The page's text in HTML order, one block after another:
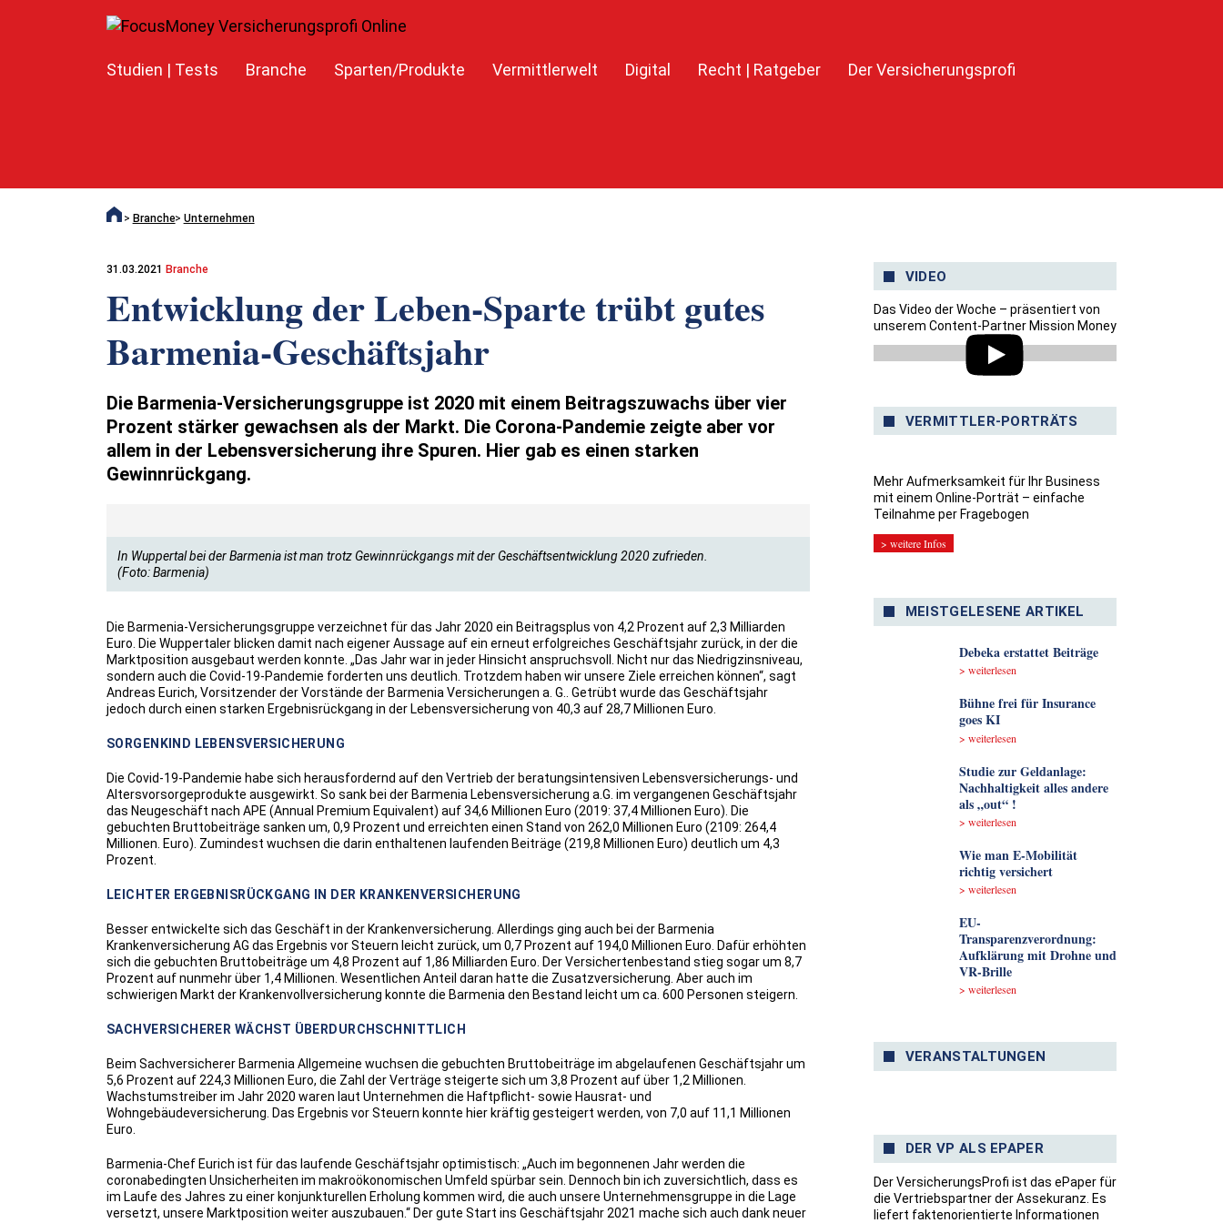
Studien | Tests Branche Sparten/Produkte Vermittlerwelt Digital Recht | Ratgeber Der Versicherungsprofi
Branche Unternehmen
31.03.2021 Branche
Entwicklung der Leben-Sparte trübt gutes
Barmenia-Geschäftsjahr
Die Barmenia-Versicherungsgruppe ist 2020 mit einem Beitragszuwachs über vier
Prozent stärker gewachsen als der Markt. Die Corona-Pandemie zeigte aber vor
allem in der Lebensversicherung ihre Spuren. Hier gab es einen starken
Gewinnrückgang.
In Wuppertal bei der Barmenia ist man trotz Gewinnrückgangs mit der Geschäftsentwicklung 2020 zufrieden.
(Foto: Barmenia)
Die Barmenia-Versicherungsgruppe verzeichnet für das Jahr 2020 ein Beitragsplus von 4,2 Prozent auf 2,3 Milliarden
Euro. Die Wuppertaler blicken damit nach eigener Aussage auf ein erneut erfolgreiches Geschäftsjahr zurück, in der die
Marktposition ausgebaut werden konnte. „Das Jahr war in jeder Hinsicht anspruchsvoll. Nicht nur das Niedrigzinsniveau,
sondern auch die Covid-19-Pandemie forderten uns deutlich. Trotzdem haben wir unsere Ziele erreichen können“, sagt
Andreas Eurich, Vorsitzender der Vorstände der Barmenia Versicherungen a. G.. Getrübt wurde das Geschäftsjahr
jedoch durch einen starken Ergebnisrückgang in der Lebensversicherung von 40,3 auf 28,7 Millionen Euro.
SORGENKIND LEBENSVERSICHERUNG
Die Covid-19-Pandemie habe sich herausfordernd auf den Vertrieb der beratungsintensiven Lebensversicherungs- und
Altersvorsorgeprodukte ausgewirkt. So sank bei der Barmenia Lebensversicherung a.G. im vergangenen Geschäftsjahr
das Neugeschäft nach APE (Annual Premium Equivalent) auf 34,6 Millionen Euro (2019: 37,4 Millionen Euro). Die
gebuchten Bruttobeiträge sanken um, 0,9 Prozent und erreichten einen Stand von 262,0 Millionen Euro (2109: 264,4
Millionen. Euro). Zumindest wuchsen die darin enthaltenen laufenden Beiträge (219,8 Millionen Euro) deutlich um 4,3
Prozent.
LEICHTER ERGEBNISRÜCKGANG IN DER KRANKENVERSICHERUNG
Besser entwickelte sich das Geschäft in der Krankenversicherung. Allerdings ging auch bei der Barmenia
Krankenversicherung AG das Ergebnis vor Steuern leicht zurück, um 0,7 Prozent auf 194,0 Millionen Euro. Dafür erhöhten
sich die gebuchten Bruttobeiträge um 4,8 Prozent auf 1,86 Milliarden Euro. Der Versichertenbestand stieg sogar um 8,7
Prozent auf nunmehr über 1,4 Millionen. Wesentlichen Anteil daran hatte die Zusatzversicherung. Aber auch im
schwierigen Markt der Krankenvollversicherung konnte die Barmenia den Bestand leicht um ca. 600 Personen steigern.
SACHVERSICHERER WÄCHST ÜBERDURCHSCHNITTLICH
Beim Sachversicherer Barmenia Allgemeine wuchsen die gebuchten Bruttobeiträge im abgelaufenen Geschäftsjahr um
5,6 Prozent auf 224,3 Millionen Euro, die Zahl der Verträge steigerte sich um 3,8 Prozent auf über 1,2 Millionen.
Wachstumstreiber im Jahr 2020 waren laut Unternehmen die Haftpflicht- sowie Hausrat- und
Wohngebäudeversicherung. Das Ergebnis vor Steuern konnte hier kräftig gesteigert werden, von 7,0 auf 11,1 Millionen
Euro.
Barmenia-Chef Eurich ist für das laufende Geschäftsjahr optimistisch: „Auch im begonnenen Jahr werden die
coronabedingten Unsicherheiten im makroökonomischen Umfeld spürbar sein. Dennoch bin ich zuversichtlich, dass es
im Laufe des Jahres zu einer konjunkturellen Erholung kommen wird, die auch unsere Unternehmensgruppe in die Lage
versetzt, unsere Marktposition weiter auszubauen.“ Der gute Start ins Geschäftsjahr 2021 mache sich auch dank neuer
VIDEO
Das Video der Woche – präsentiert von
unserem Content-Partner Mission Money
VERMITTLER-PORTRÄTS
Mehr Aufmerksamkeit für Ihr Business
mit einem Online-Porträt – einfache
Teilnahme per Fragebogen
> weitere Infos
MEISTGELESENE ARTIKEL
Debeka erstattet Beiträge
> weiterlesen
Bühne frei für Insurance
goes KI
> weiterlesen
Studie zur Geldanlage:
Nachhaltigkeit alles andere
als „out“ !
> weiterlesen
Wie man E-Mobilität
richtig versichert
> weiterlesen
EU-
Transparenzverordnung:
Aufklärung mit Drohne und
VR-Brille
> weiterlesen
VERANSTALTUNGEN
DER VP ALS EPAPER
Der VersicherungsProfi ist das ePaper für
die Vertriebspartner der Assekuranz. Es
liefert faktenorientierte Informationen